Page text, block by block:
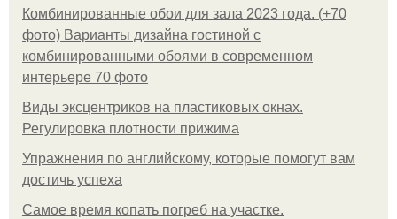
Комбинированные обои для зала 2023 года. (+70
фото) Варианты дизайна гостиной с
комбинированными обоями в современном
интерьере 70 фото
Виды эксцентриков на пластиковых окнах.
Регулировка плотности прижима
Упражнения по английскому, которые помогут вам
достичь успеха
Самое время копать погреб на участке.